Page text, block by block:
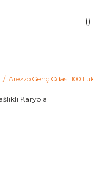
Arezzo Genç Odası 100 Lük